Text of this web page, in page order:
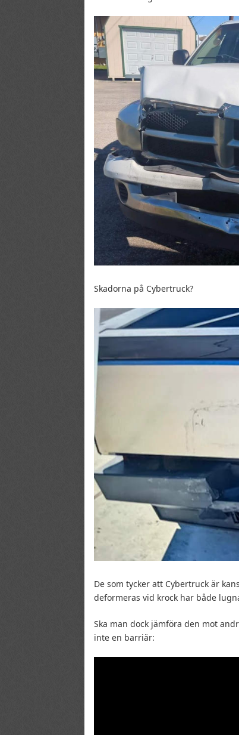
Skadorna på Cybertruck?
De som tycker att Cybertruck är
deformeras vid krock har både
Ska man dock jämföra den mot
inte en barriär: